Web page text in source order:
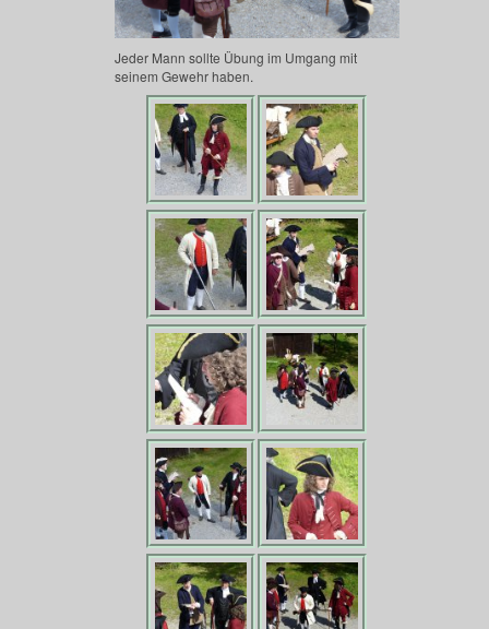
Jeder Mann sollte Übung im Umgang mit
seinem Gewehr haben.